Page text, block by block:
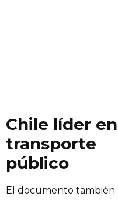
Chile líder en
transporte
público
El documento también